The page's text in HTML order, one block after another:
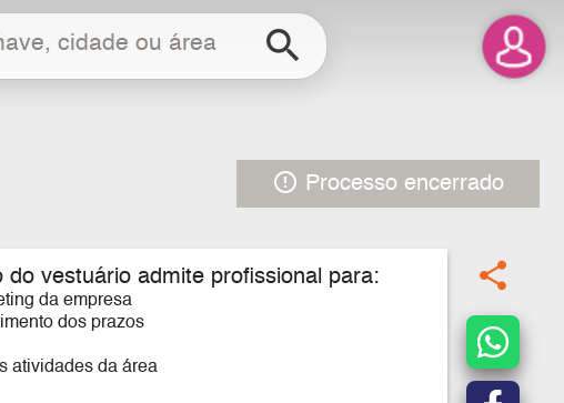
search
error_outline Processo encerrado
vestuário admite profissional para:
da empresa
dos prazos
atividades da área
share